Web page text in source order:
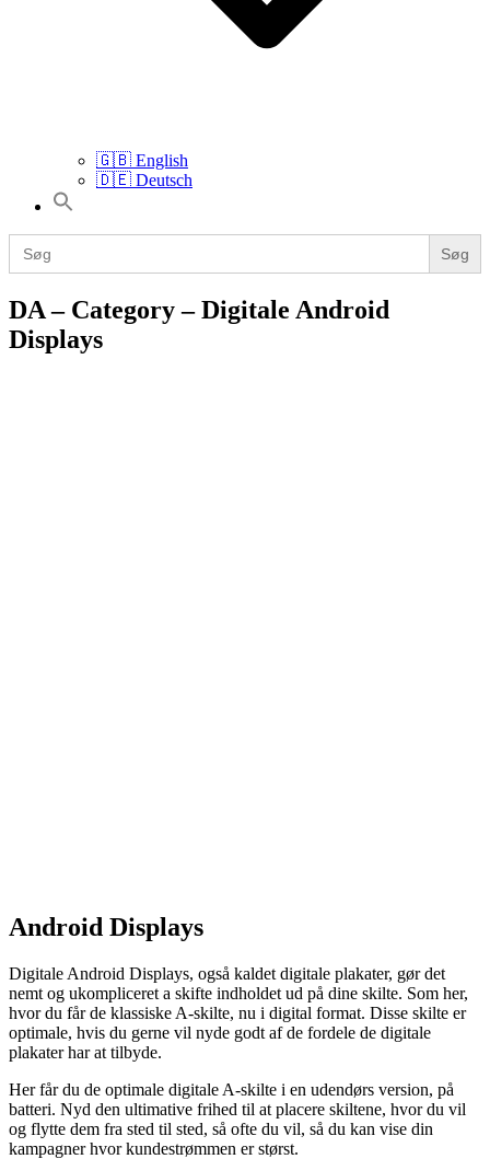
🇬🇧 English
🇩🇪 Deutsch
Search
Search
for:
DA – Category – Digitale Android
Displays
Android Displays
Digitale Android Displays, også kaldet digitale plakater, gør det
nemt og ukompliceret a skifte indholdet ud på dine skilte. Som her,
hvor du får de klassiske A-skilte, nu i digital format. Disse skilte er
optimale, hvis du gerne vil nyde godt af de fordele de digitale
plakater har at tilbyde.
Her får du de optimale digitale A-skilte i en udendørs version, på
batteri. Nyd den ultimative frihed til at placere skiltene, hvor du vil
og flytte dem fra sted til sted, så ofte du vil, så du kan vise din
kampagner hvor kundestrømmen er størst.